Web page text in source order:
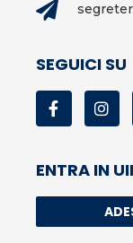
SEGUICI SU
ENTRA IN